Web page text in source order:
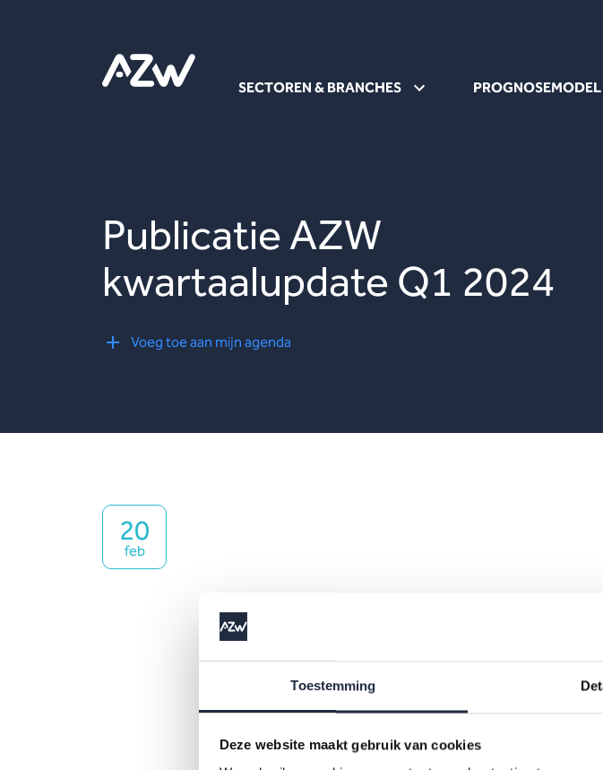
Toestemming
Deze website maakt gebruik van cookies
SECTOREN & BRANCHES PROGNOSEMODEL
Publicatie AZW
kwartaalupdate Q1 2024
Voeg toe aan mijn agenda
20
feb